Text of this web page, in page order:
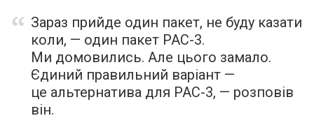
Зараз прийде один пакет, не буду казати
коли, — один пакет PAC-3.
Ми домовились. Але цього замало.
Єдиний правильний варіант —
це альтернатива для PAC-3, — розповів
він.